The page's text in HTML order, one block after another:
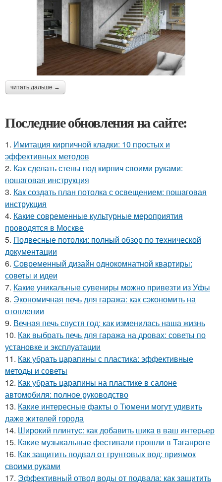
читать дальше →
Последние обновления на сайте:
1. Имитация кирпичной кладки: 10 простых и
эффективных методов
2. Как сделать стены под кирпич своими руками:
пошаговая инструкция
3. Как создать план потолка с освещением: пошаговая
инструкция
4. Какие современные культурные мероприятия
проводятся в Москве
5. Подвесные потолки: полный обзор по технической
документации
6. Современный дизайн однокомнатной квартиры:
советы и идеи
7. Какие уникальные сувениры можно привезти из Уфы
8. Экономичная печь для гаража: как сэкономить на
отоплении
9. Вечная печь спустя год: как изменилась наша жизнь
10. Как выбрать печь для гаража на дровах: советы по
установке и эксплуатации
11. Как убрать царапины с пластика: эффективные
методы и советы
12. Как убрать царапины на пластике в салоне
автомобиля: полное руководство
13. Какие интересные факты о Тюмени могут удивить
даже жителей города
14. Широкий плинтус: как добавить шика в ваш интерьер
15. Какие музыкальные фестивали прошли в Таганроге
16. Как защитить подвал от грунтовых вод: приямок
своими руками
17. Эффективный отвод воды от подвала: как защитить